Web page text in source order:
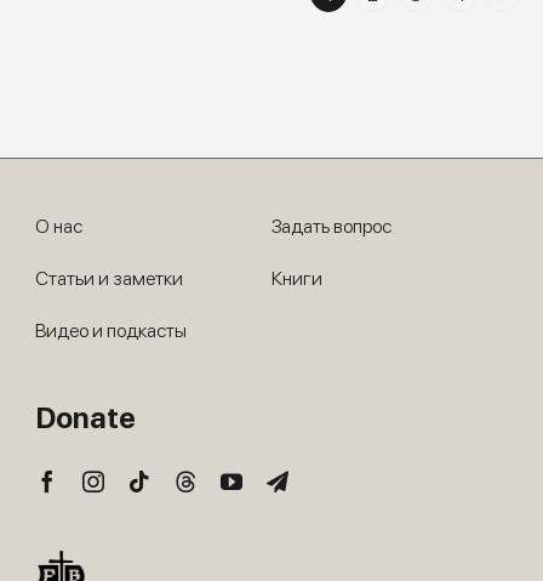
О нас
Статьи и заметки
Видео и подкасты
Задать вопрос
Книги
Donate